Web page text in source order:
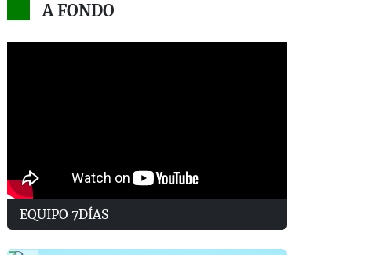
A FONDO
EQUIPO 7DÍAS